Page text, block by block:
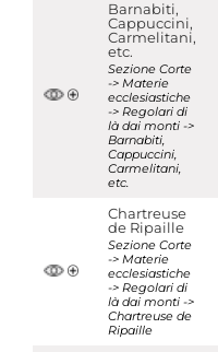
Barnabiti,
Cappuccini,
Carmelitani,
etc.
Sezione Corte
-> Materie
ecclesiastiche
-> Regolari di
là dai monti ->
Barnabiti,
Cappuccini,
Carmelitani,
etc.
Chartreuse
de Ripaille
Sezione Corte
-> Materie
ecclesiastiche
-> Regolari di
là dai monti ->
Chartreuse de
Ripaille